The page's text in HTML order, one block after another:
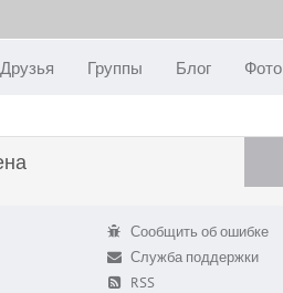
Друзья Группы Блог Фото
Сообщить об ошибке
Служба поддержки
RSS